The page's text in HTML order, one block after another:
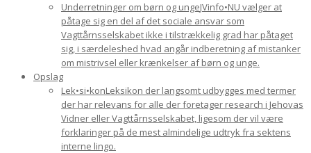
Underretninger om børn og ungeJVinfo•NU vælger at
påtage sig en del af det sociale ansvar som
Vagttårnsselskabet ikke i tilstrækkelig grad har påtaget
sig, i særdeleshed hvad angår indberetning af mistanker
om mistrivsel eller krænkelser af børn og unge.
Opslag
Lek•si•konLeksikon der langsomt udbygges med termer
der har relevans for alle der foretager research i Jehovas
Vidner eller Vagttårnsselskabet, ligesom der vil være
forklaringer på de mest almindelige udtryk fra sektens
interne lingo.